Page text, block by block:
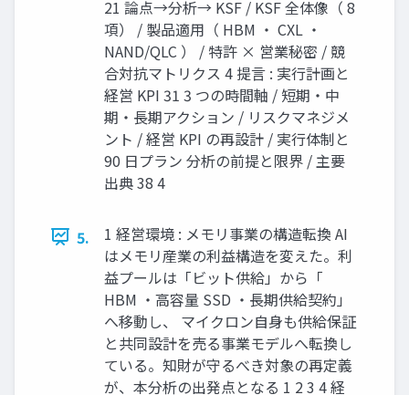
21 論点→分析→ KSF / KSF 全体像（ 8
項） / 製品適用（ HBM ・ CXL ・
NAND/QLC ） / 特許 × 営業秘密 / 競
合対抗マトリクス 4 提言 : 実行計画と
経営 KPI 31 3 つの時間軸 / 短期・中
期・長期アクション / リスクマネジメ
ント / 経営 KPI の再設計 / 実行体制と
90 日プラン 分析の前提と限界 / 主要
出典 38 4
5.
1 経営環境 : メモリ事業の構造転換 AI
はメモリ産業の利益構造を変えた。利
益プールは「ビット供給」から「
HBM ・高容量 SSD ・長期供給契約」
へ移動し、 マイクロン自身も供給保証
と共同設計を売る事業モデルへ転換し
ている。知財が守るべき対象の再定義
が、本分析の出発点となる 1 2 3 4 経